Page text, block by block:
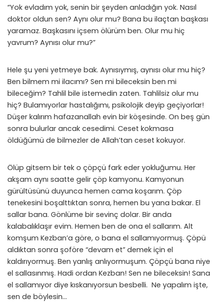
“Yok evladım yok, senin bir şeyden anladığın yok. Nasıl
doktor oldun sen? Aynı olur mu? Bana bu ilaçtan başkası
yaramaz. Başkasını içsem ölürüm ben. Olur mu hiç
yavrum? Aynısı olur mu?”
Hele şu yeni yetmeye bak. Aynısıymış, aynısı olur mu hiç?
Ben bilmem mi ilacımı? Sen mi bileceksin ben mi
bileceğim? Tahlil bile istemedin zaten. Tahlilsiz olur mu
hiç? Bulamıyorlar hastalığımı, psikolojik deyip geçiyorlar!
Düşer kalırım hafazanallah evin bir köşesinde. On beş gün
sonra bulurlar ancak cesedimi. Ceset kokmasa
öldüğümü de bilmezler de Allah’tan ceset kokuyor.
Ölüp gitsem bir tek o çöpçü fark eder yokluğumu. Her
akşam aynı saatte gelir çöp kamyonu. Kamyonun
gürültüsünü duyunca hemen cama koşarım. Çöp
tenekesini boşalttıktan sonra, hemen bu yana bakar. El
sallar bana. Gönlüme bir sevinç dolar. Bir anda
kalabalıklaşır evim. Hemen ben de ona el sallarım. Alt
komşum Kezban’a göre, o bana el sallamıyormuş. Çöpü
aldıktan sonra şoföre “devam et” demek için el
kaldırıyormuş. Ben yanlış anlıyormuşum. Çöpçü bana niye
el sallasınmış. Hadi ordan Kezban! Sen ne bileceksin! Sana
el sallamıyor diye kıskanıyorsun besbelli. Ne yapalım işte,
sen de böylesin…